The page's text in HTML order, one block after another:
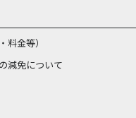
料金等）
減免について